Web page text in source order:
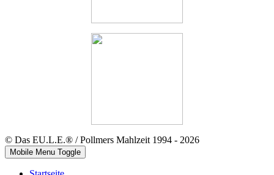
© Das EU.L.E.® / Pollmers Mahlzeit 1994 - 2026
Mobile Menu Toggle